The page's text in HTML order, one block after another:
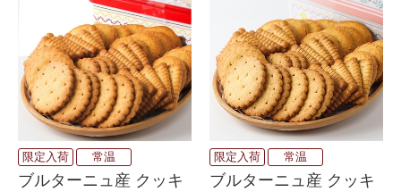
限定入荷 常温
ブルターニュ産 クッキ
限定入荷 常温
ブルターニュ産 クッキ